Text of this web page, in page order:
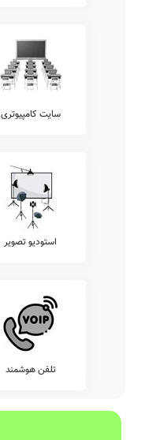
سایت کامپیوتری
استودیو تصویر
تلفن هوشمند